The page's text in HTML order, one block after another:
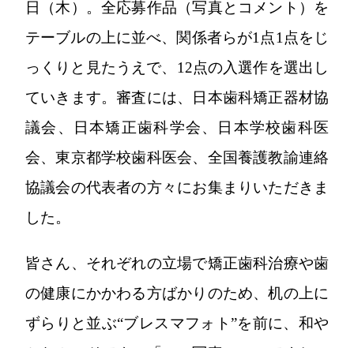
日（木）。全応募作品（写真とコメント）を
テーブルの上に並べ、関係者らが1点1点をじ
っくりと見たうえで、12点の入選作を選出し
ていきます。審査には、日本歯科矯正器材協
議会、日本矯正歯科学会、日本学校歯科医
会、東京都学校歯科医会、全国養護教諭連絡
協議会の代表者の方々にお集まりいただきま
した。
皆さん、それぞれの立場で矯正歯科治療や歯
の健康にかかわる方ばかりのため、机の上に
ずらりと並ぶ“ブレスマフォト”を前に、和や